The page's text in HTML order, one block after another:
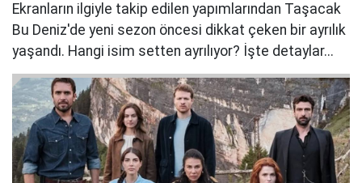
Ekranların ilgiyle takip edilen yapımlarından Taşacak
Bu Deniz'de yeni sezon öncesi dikkat çeken bir ayrılık
yaşandı. Hangi isim setten ayrılıyor? İşte detaylar...